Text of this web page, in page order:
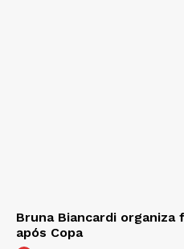
Bruna Biancardi organiza
após Copa